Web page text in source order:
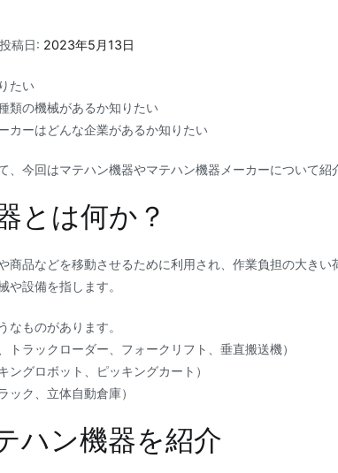
投稿日: 2023年5月13日
たい
類の機械があるか知りたい
カーはどんな企業があるか知りたい
、今回はマテハン機器やマテハン機器メーカーについて紹
とは何か？
商品などを移動させるために利用され、作業負担の大きい
や設備を指します。
なものがあります。
トラックローダー、フォークリフト、垂直搬送機）
ングロボット、ピッキングカート）
ック、立体自動倉庫）
ハン機器を紹介